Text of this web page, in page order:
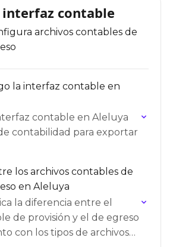
contable
archivos contables de
la interfaz contable en
contable en Aleluya
contabilidad para exportar
los archivos contables de
en Aleluya
la diferencia entre el
de provisión y el de egreso
con los tipos de archivos